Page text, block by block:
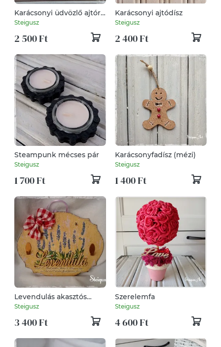
Karácsonyi üdvözlő ajtóra
(2 darabos szett)
Steigusz
2 500 Ft
Karácsonyi ajtódísz
Steigusz
2 400 Ft
Steampunk mécses pár
Steigusz
1 700 Ft
Karácsonyfadísz (mézi)
Steigusz
1 400 Ft
Levendulás akasztós
tábla
Steigusz
3 400 Ft
Szerelemfa
Steigusz
4 600 Ft